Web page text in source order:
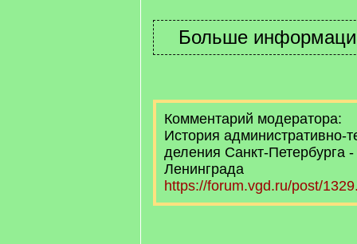
Комментарий модератора:
История административно-
деления Санкт-Петербурга
Ленинграда
https://forum.vgd.ru/post/